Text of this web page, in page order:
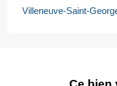
Villeneuve-Saint-